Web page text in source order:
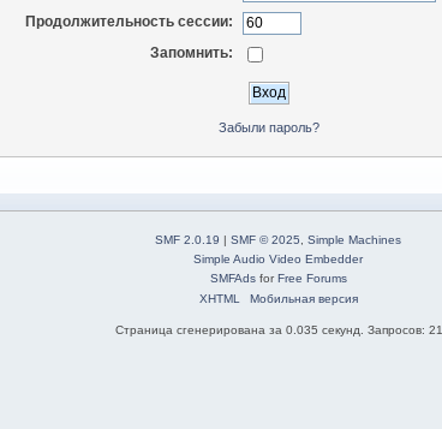
Продолжительность сессии:
Запомнить:
Забыли пароль?
SMF 2.0.19 | SMF © 2025
Simple Machines
Simple Audio Video Embedder
SMFAdsforFree Forums
XHTML
Мобильная версия
Страница сгенерирована за 0.035 секунд. Запросов: 21.